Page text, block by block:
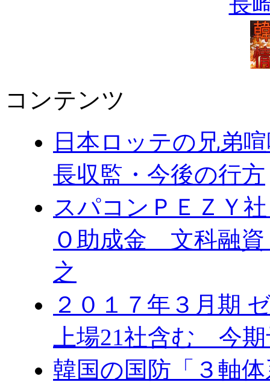
コンテンツ
日本ロッテの兄弟
長収監・今後の行方
スパコンＰＥＺＹ
Ｏ助成金 文科融
之
２０１７年３月期
上場21社含む 今
韓国の国防「３軸